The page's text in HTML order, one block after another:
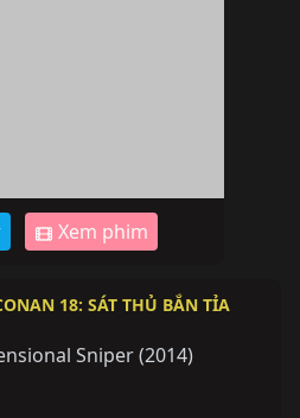
Xem phim
18: SÁT THỦ BẮN TỈA
Sniper(2014)